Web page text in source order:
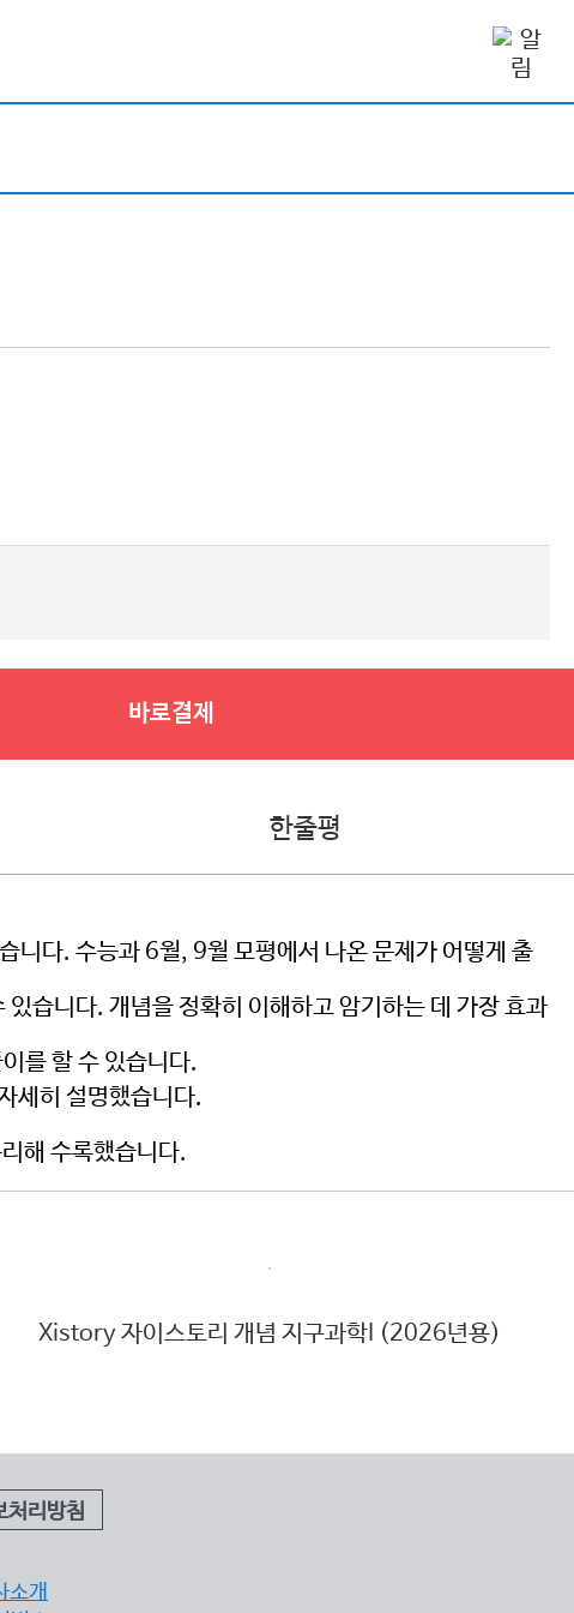
바로결제
한줄평
니다. 수능과 6월, 9월 모평에서 나온 문제가 어떻게 출
습니다. 개념을 정확히 이해하고 암기하는 데 가장 효과
를 할 수 있습니다.
세히 설명했습니다.
해 수록했습니다.
Xistory 자이스토리 개념 지구과학I (2026년용)
처리방침
소개